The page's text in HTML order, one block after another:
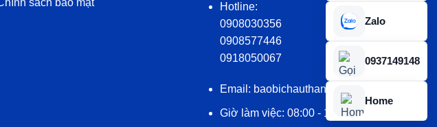
Hotline:
0908030356
0908577446
0918050067
Email: baobichauthanh@gmail.com
Giờ làm việc: 08:00 - 17:00
Zalo
0937149148
Home